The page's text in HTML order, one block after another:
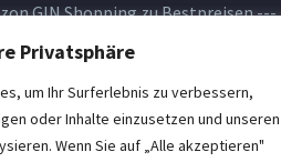
Privatsphäre
um Ihr Surferlebnis zu verbessern,
oder Inhalte einzusetzen und unseren
Wenn Sie auf „Alle akzeptieren"
GIN Shopping zu Bestpreisen ---
Testberichte --- und vieles andere